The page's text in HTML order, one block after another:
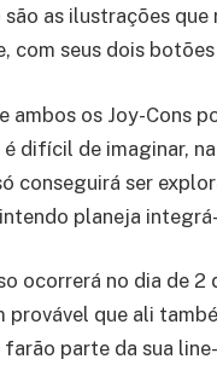
as ilustrações
com seus dois
ambos os Joy-Cons
difícil de imaginar,
conseguirá ser
planeja
ocorrerá no dia de 2
provável que ali
parte da sua